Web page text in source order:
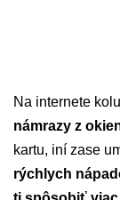
Na internete
námrazy z
kartu, iní zase
rýchlych